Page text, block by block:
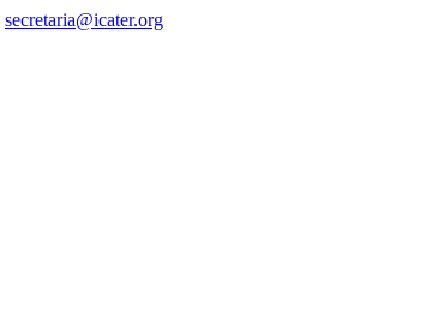
secretaria@icater.org